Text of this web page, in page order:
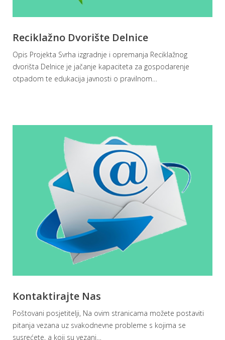
Reciklažno Dvorište Delnice
Opis Projekta Svrha izgradnje i opremanja Reciklažnog
dvorišta Delnice je jačanje kapaciteta za gospodarenje
otpadom te edukacija javnosti o pravilnom…
Kontaktirajte Nas
Poštovani posjetitelji, Na ovim stranicama možete postaviti
pitanja vezana uz svakodnevne probleme s kojima se
susrećete, a koji su vezani…